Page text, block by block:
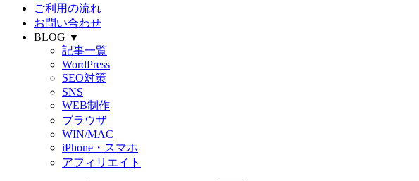
ご利用の流れ
お問い合わせ
BLOG ▼
記事一覧
WordPress
SEO対策
SNS
WEB制作
ブラウザ
WIN/MAC
iPhone・スマホ
アフィリエイト